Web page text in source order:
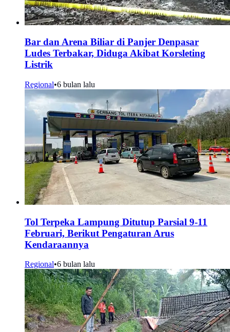
Bar dan Arena Biliar di Panjer Denpasar
Ludes Terbakar, Diduga Akibat Korsleting
Listrik
Regional•6 bulan lalu
Tol Terpeka Lampung Ditutup Parsial 9-11
Februari, Berikut Pengaturan Arus
Kendaraannya
Regional•6 bulan lalu